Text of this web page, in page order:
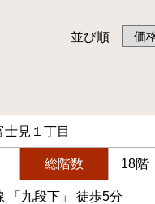
並び順
見１丁目
総階数 18階
「 九段下 」 徒歩5分